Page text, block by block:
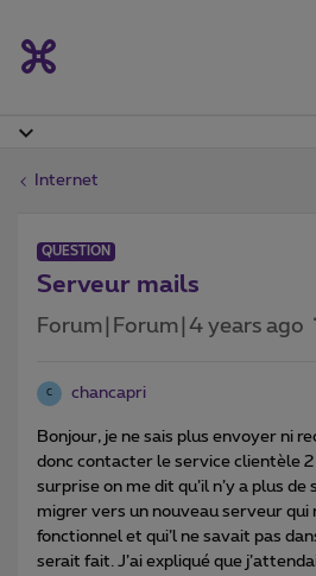
Internet
QUESTION
Serveur mails
Forum|Forum|4 years ago
C chancapri
Bonjour, je ne sais plus envoyer ni
donc contacter le service clientèle
surprise on me dit qu’il n’y a plus
migrer vers un nouveau serveur qui
fonctionnel et qui’l ne savait pas
serait fait. J’ai expliqué que